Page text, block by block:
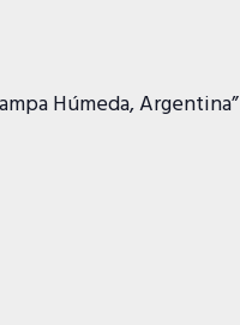
Húmeda, Argentina”